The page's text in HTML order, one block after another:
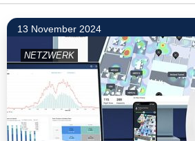
13 November 2024
NETZWERK